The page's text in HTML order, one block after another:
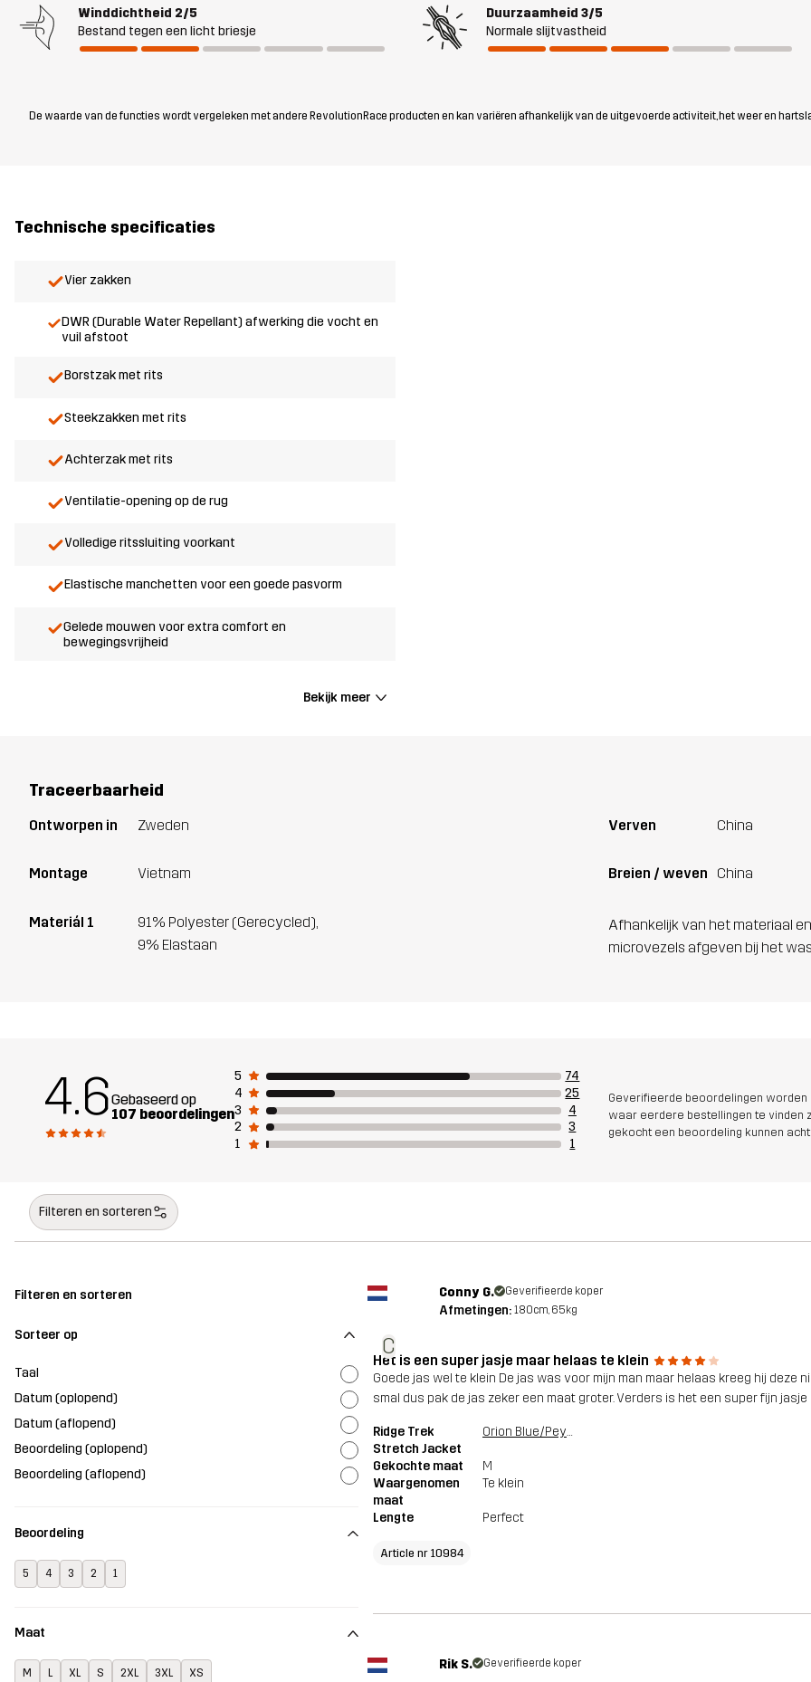
Winddichtheid 2/5
Bestand tegen een licht briesje
Duurzaamheid 3/5
Normale slijtvastheid
De waarde van de functies wordt vergeleken met andere RevolutionRace producten en kan variëren afhankelijk van de uitgevoerde activiteit, het weer en
Technische specificaties
Vier zakken
DWR (Durable Water Repellant) afwerking die vocht en
vuil afstoot
Borstzak met rits
Steekzakken met rits
Achterzak met rits
Ventilatie-opening op de rug
Volledige ritssluiting voorkant
Elastische manchetten voor een goede pasvorm
Gelede mouwen voor extra comfort en
bewegingsvrijheid
Bekijk meer
Traceerbaarheid
Ontworpen in Zweden
Montage Vietnam
Materiál 1
91% Polyester (Gerecycled),
9% Elastaan
Verven China
Breien / weven China
Afhankelijk van het materiaal
microvezels afgeven bij het
4.6Gebaseerd op
107 beoordelingen
5
74
4
25
3
4
2
3
1
1
Geverifieerde beoordelingen worden
waar eerdere bestellingen te vinden
gekocht een beoordeling kunnen
Filteren en sorteren
Filteren en sorteren
Sorteer op
Taal
Datum (oplopend)
Datum (aflopend)
Beoordeling (oplopend)
Beoordeling (aflopend)
Beoordeling
5 4 3 2 1
Maat
M L XL S 2XL 3XL XS
C
Conny G. Geverifieerde koper
Afmetingen: 180cm, 65kg
Het is een super jasje maar helaas te klein
Goede jas wel te klein De jas was voor mijn man maar helaas kreeg hij deze
smal dus pak de jas zeker een maat groter. Verders is het een super fijn
Ridge Trek
Stretch Jacket
Orion Blue/Peyote
Gekochte maat
M
Waargenomen
maat
Te klein
Lengte Perfect
Article nr 10984
Rik S. Geverifieerde koper